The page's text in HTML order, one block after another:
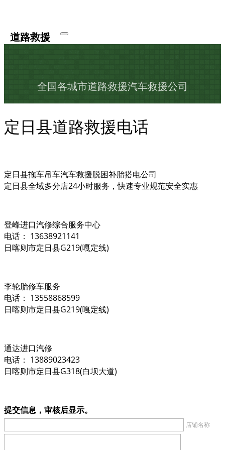
道路救援
全国各城市道路救援汽车救援公司
定日县道路救援电话
定日县拖车吊车汽车救援脱困补胎搭电公司
定日县全域多分店24小时服务，快速专业规范安全实惠
登峰进口汽修综合服务中心
电话： 13638921141
日喀则市定日县G219(嘎定线)
李轮胎修车服务
电话： 13558868599
日喀则市定日县G219(嘎定线)
通达进口汽修
电话： 13889023423
日喀则市定日县G318(白坝大道)
提交信息，审核后显示。
店铺名称